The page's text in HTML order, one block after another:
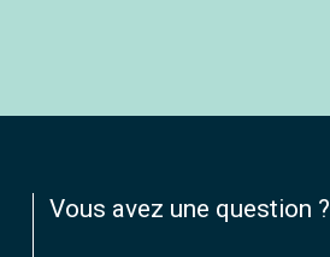
Vous avez une question ?